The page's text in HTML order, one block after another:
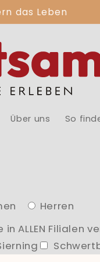
das Leben
Über uns So
Herren
ALLEN Filialen